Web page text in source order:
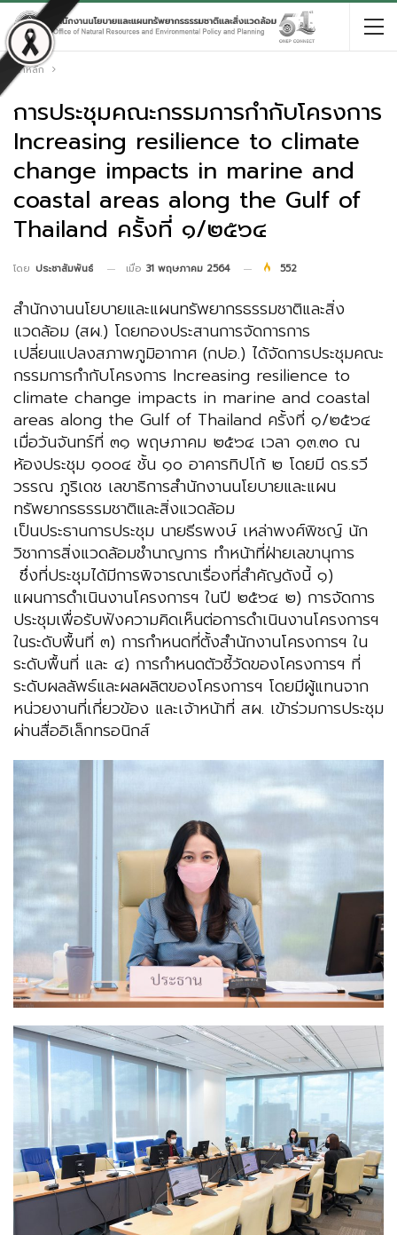
หน้าหลัก
การประชุมคณะกรรมการกำกับโครงการ
Increasing resilience to climate
change impacts in marine and
coastal areas along the Gulf of
Thailand ครั้งที่ ๑/๒๕๖๔
โดย ประชาสัมพันธ์ เมื่อ 31 พฤษภาคม 2564 552
สำนักงานนโยบายและแผนทรัพยากรธรรมชาติและสิ่ง
แวดล้อม (สผ.) โดยกองประสานการจัดการการ
เปลี่ยนแปลงสภาพภูมิอากาศ (กปอ.) ได้จัดการประชุมคณะ
กรรมการกำกับโครงการ Increasing resilience to
climate change impacts in marine and coastal
areas along the Gulf of Thailand ครั้งที่ ๑/๒๕๖๔
เมื่อวันจันทร์ที่ ๓๑ พฤษภาคม ๒๕๖๔ เวลา ๑๓.๓๐ ณ
ห้องประชุม ๑๐๐๔ ชั้น ๑๐ อาคารทิปโก้ ๒ โดยมี ดร.รวี
วรรณ ภูริเดช เลขาธิการสำนักงานนโยบายและแผน
ทรัพยากรธรรมชาติและสิ่งแวดล้อม
เป็นประธานการประชุม นายธีรพงษ์ เหล่าพงศ์พิชญ์ นัก
วิชาการสิ่งแวดล้อมชำนาญการ ทำหน้าที่ฝ่ายเลขานุการ
ซึ่งที่ประชุมได้มีการพิจารณาเรื่องที่สำคัญดังนี้ ๑)
แผนการดำเนินงานโครงการฯ ในปี ๒๕๖๔ ๒) การจัดการ
ประชุมเพื่อรับฟังความคิดเห็นต่อการดำเนินงานโครงการฯ
ในระดับพื้นที่ ๓) การกำหนดที่ตั้งสำนักงานโครงการฯ ใน
ระดับพื้นที่ และ ๔) การกำหนดตัวชี้วัดของโครงการฯ ที่
ระดับผลลัพธ์และผลผลิตของโครงการฯ โดยมีผู้แทนจาก
หน่วยงานที่เกี่ยวข้อง และเจ้าหน้าที่ สผ. เข้าร่วมการประชุม
ผ่านสื่ออิเล็กทรอนิกส์